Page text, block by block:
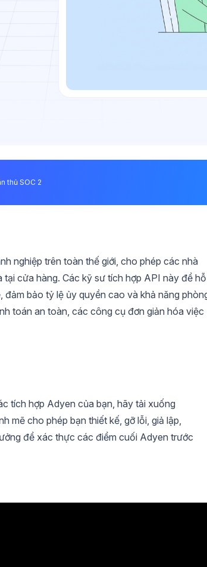
thủ SOC 2
nghiệp trên toàn thế giới, cho phép các nhà
cửa hàng. Các kỹ sư tích hợp API này để hỗ
đảm bảo tỷ lệ ủy quyền cao và khả năng
toán an toàn, các công cụ đơn giản hóa việc
tích hợp Adyen của bạn, hãy tải xuống
mẽ cho phép bạn thiết kế, gỡ lỗi, giả lập,
để xác thực các điểm cuối Adyen trước